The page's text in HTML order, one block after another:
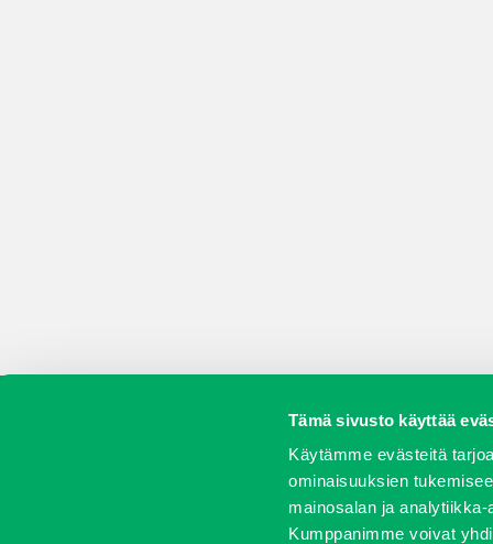
Tämä sivusto käyttää
Käytämme evästeitä
ominaisuuksien
mainosalan ja
Kumppanimme voivat
Vaihtokoneet Kalusteet Huolto